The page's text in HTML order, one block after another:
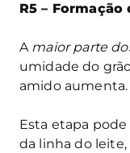
R5 – Formação
A maior parte
umidade do
amido aumenta.
Esta etapa
da linha do